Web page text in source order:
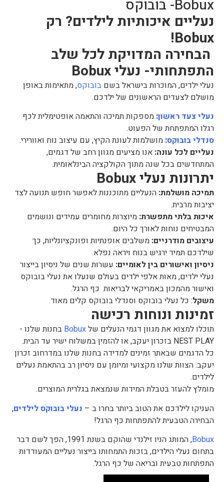
Bobux- בובוקס
נעליים איכותיות לילדים? רק
Bobux!
הבחירה המדויקת לכל שלב
התפתחותי- נעלי Bobux
נעלי ילדים, המוכרות בישראל בשם בובוקס, מתאימות באופן
מושלם לצעדים הראשונים של ילדכם.
נעלי צעד ראשון: מספקות תמיכה והתאמה אופטימלית לכף
רגלו המתפתחת של הפעוט.
סנדלי בובוקס: מושלמות לעונת הקיץ, עם עיצוב נוח ואוורירי.
נעליים לכל עונה: אנו מציעים מגוון רחב של דגמים,
המתחדשים בכל שנה מתוך הקולקציה הבינלאומית.
יתרונות נעלי Bobux
תמיכה מושלמת: הנעליים מתוכננות לאפשר חופש תנועה לצד
יציבות מרבית.
איכות בלתי מתפשרת: מיוצרות מחומרים עמידים ונושמים
המבטיחים נוחות לאורך כל היום.
עיצובים מודרניים: משלבים אופנתיות ופונקציונליות, כך
שילדכם תמיד ירגיש בנוח ויראה נפלא.
ניסיון ואישורים בין לאומיים: עשרות שנים של ניסיון בייצור
נעלי ילדים, מאות אלפי ילדים בעולם שנעלו את נעלי בובוקס
ואישור מהמכון באמריקאי לבריאות כף הרגל.
משקל: כל נעלי בובוקס וסנדלי בובוקס קלים מאוד.
זמינות ונוחות רכישה
תוכלו למצוא את מגוון דגמי הנעלים של
בחנות שלנו -
NEST PLAY בזכרון יעקב, או להזמין במשלוח ישיר עד הבית.
כל הדגמים שבאתר זמינים למדידה בחנות שלנו במדרחוב זכרון
יעקב. הצוות שלנו מקצועי ומיומן עם ניסיון רב בהתאמת נעלים
לילדים.
מומלץ להעזר בטבלת המידות שנמצאת בגלרית המוצרים.
העניקו לילדכם את הטוב ביותר בחרו ב – נעלי בובוקס לילדים,
הבחירה הטבעית להתפתחות כף הרגל!
Bobux
, המותג הניו זילנדי שהוקם בשנת 1991, הפך לשם דבר
בתחום נעלי הילדים, בזכות התמחותו בייצור נעליים המעודדות
התפתחות טבעית ובריאה של כף הרגל.